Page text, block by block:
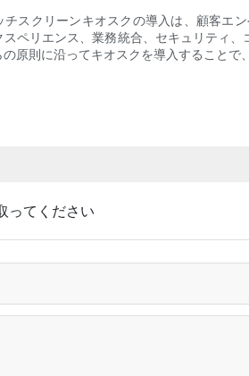
チスクリーンキオスクの導入は、顧客エ
ペリエンス、業務統合、セキュリティ
原則に沿ってキオスクを導入すること
ってください